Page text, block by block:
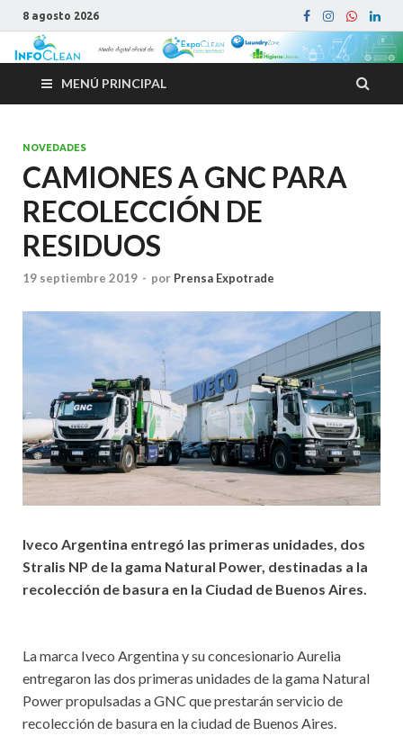
8 agosto 2026
MENÚ PRINCIPAL
NOVEDADES
CAMIONES A GNC PARA
RECOLECCIÓN DE
RESIDUOS
19 septiembre 2019 - por Prensa Expotrade
Iveco Argentina entregó las primeras unidades, dos
Stralis NP de la gama Natural Power, destinadas a la
recolección de basura en la Ciudad de Buenos Aires.
La marca Iveco Argentina y su concesionario Aurelia
entregaron las dos primeras unidades de la gama Natural
Power propulsadas a GNC que prestarán servicio de
recolección de basura en la ciudad de Buenos Aires.